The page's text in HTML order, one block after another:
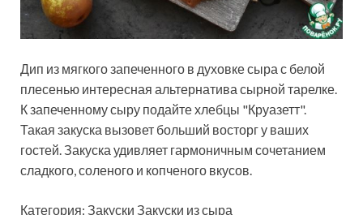
Дип из мягкого запеченного в духовке сыра с белой
плесенью интересная альтернатива сырной тарелке.
К запеченному сыру подайте хлебцы "Круазетт".
Такая закуска вызовет больший восторг у ваших
гостей. Закуска удивляет гармоничным сочетанием
сладкого, соленого и копченого вкусов.
Категория: Закуски Закуски из сыра